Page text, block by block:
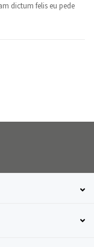
dictum felis eu pede